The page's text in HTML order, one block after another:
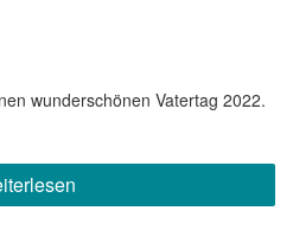
wunderschönen Vatertag 2022.